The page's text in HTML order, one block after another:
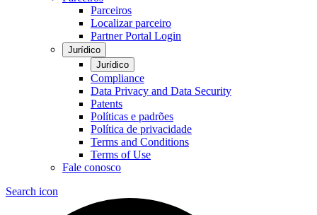
Parceiros
Localizar parceiro
Partner Portal Login
Jurídico
Jurídico
Compliance
Data Privacy and Data Security
Patents
Políticas e padrões
Política de privacidade
Terms and Conditions
Terms of Use
Fale conosco
Search icon